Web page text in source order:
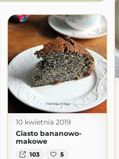
10 kwietnia 2019
Ciasto bananowo-
makowe
103 5